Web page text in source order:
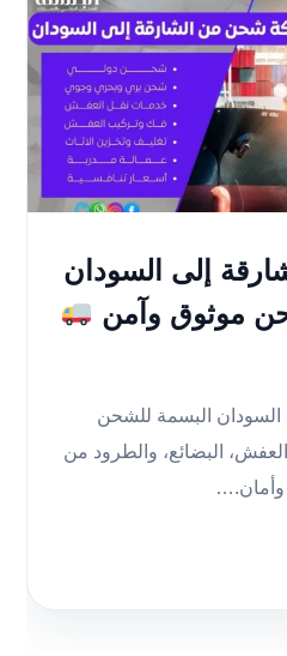
إلى السودان
البسمة للشحن
البضائع، والطرود من
وأمان.…